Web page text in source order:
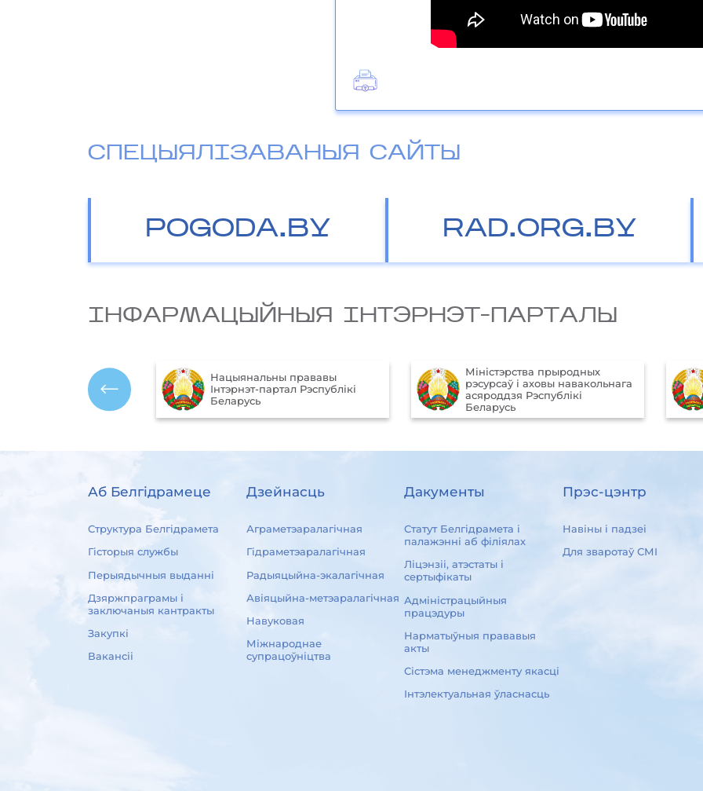
СПЕЦЫЯЛІЗАВАНЫЯ САЙТЫ
POGODA.BY RAD.ORG.BY
IНФАРМАЦЫЙНЫЯ IНТЭРНЭТ-ПАРТАЛЫ
Беларусь
Нацыянальны прававы
Інтэрнэт-партал Рэспублікі
Беларусь
Міністэрства прыродных
рэсурсаў і аховы навакольнага
асяроддзя Рэспублікі
Беларусь
Аб Белгідрамеце
Структура Белгідрамета
Гісторыя службы
Перыядычныя выданні
Дзяржпраграмы і
заключаныя кантракты
Закупкі
Вакансіі
Дзейнасць
Аграметэаралагічная
Гідраметэаралагічная
Радыяцыйна-экалагічная
Авіяцыйна-метэаралагічная
Навуковая
Міжнароднае
супрацоўніцтва
Дакументы
Статут Белгідрамета і
палажэнні аб філіялах
Ліцэнзіі, атэстаты і
сертыфікаты
Адміністрацыйныя
працэдуры
Нарматыўныя прававыя
акты
Сістэма менеджменту якасці
Інтэлектуальная ўласнасць
Прэс-цэнтр
Навіны і падзеі
Для зваротаў СМІ